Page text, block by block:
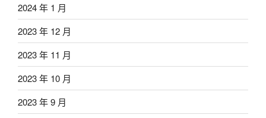
2024 年 1 月
2023 年 12 月
2023 年 11 月
2023 年 10 月
2023 年 9 月